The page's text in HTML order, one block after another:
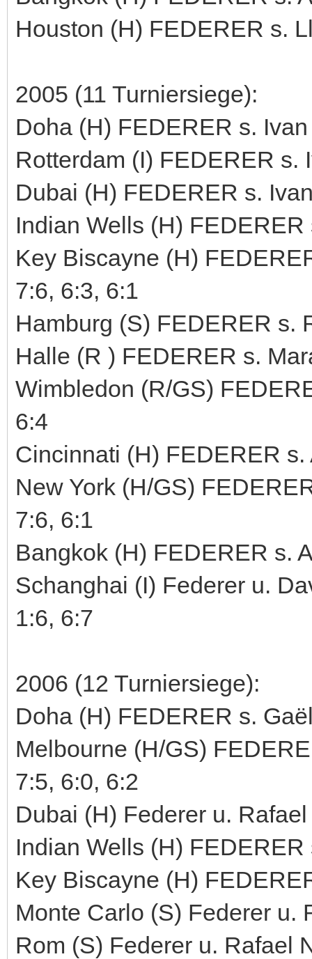
Houston (H) FEDERER s.
2005 (11 Turniersiege):
Doha (H) FEDERER s.
Rotterdam (I) FEDERER s.
Dubai (H) FEDERER s.
Indian Wells (H)
Key Biscayne (H)
7:6, 6:3, 6:1
Hamburg (S) FEDERER s.
Halle (R ) FEDERER s.
Wimbledon (R/GS)
6:4
Cincinnati (H) FEDERER
New York (H/GS)
7:6, 6:1
Bangkok (H) FEDERER s.
Schanghai (I) Federer u.
1:6, 6:7
2006 (12 Turniersiege):
Doha (H) FEDERER s.
Melbourne (H/GS)
7:5, 6:0, 6:2
Dubai (H) Federer u.
Indian Wells (H)
Key Biscayne (H)
Monte Carlo (S) Federer u.
Rom (S) Federer u. Rafael